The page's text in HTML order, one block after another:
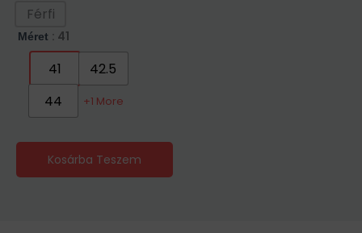
Férfi
Méret : 41
41
42.5
44
+1 More
Kosárba Teszem